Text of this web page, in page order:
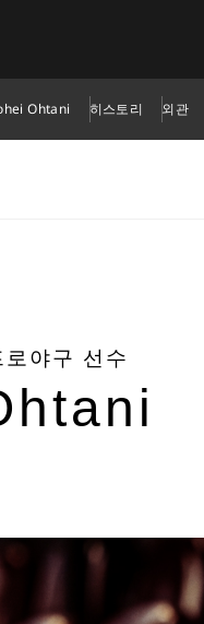
Ohtani 히스토리 외관
야구 선수